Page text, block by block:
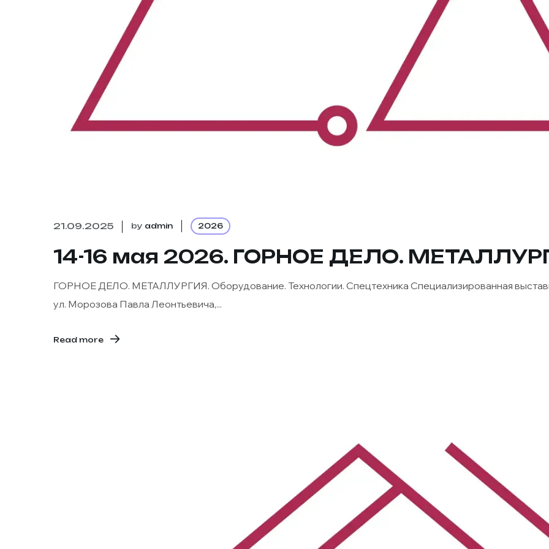
21.09.2025 by admin 2026
14-16 мая 2026. ГОРНОЕ ДЕЛО.
ГОРНОЕ ДЕЛО. МЕТАЛЛУРГИЯ. Оборудование. Технологии. Спецтехника Специализированная
ул. Морозова Павла Леонтьевича,...
Read more